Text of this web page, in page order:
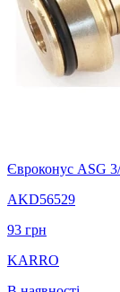
Євроконус ASG
AKD56529
93 грн
KARRO